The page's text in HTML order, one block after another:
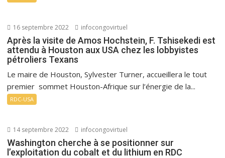
16 septembre 2022 infocongovirtuel
Après la visite de Amos Hochstein, F. Tshisekedi est
attendu à Houston aux USA chez les lobbyistes
pétroliers Texans
Le maire de Houston, Sylvester Turner, accueillera le tout
premier sommet Houston-Afrique sur l’énergie de la...
RDC-USA
14 septembre 2022 infocongovirtuel
Washington cherche à se positionner sur
l’exploitation du cobalt et du lithium en RDC